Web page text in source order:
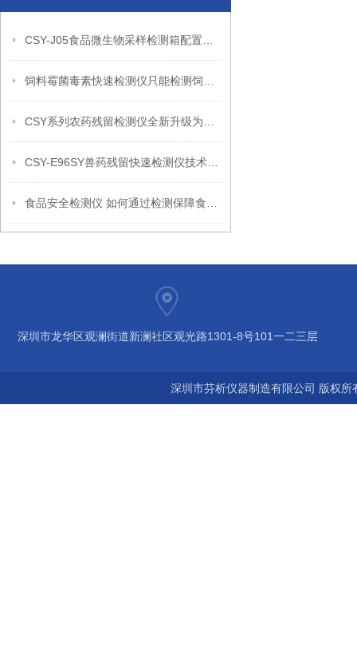
深圳市龙华区观澜街道新澜社区观光路1301-8号101一二三层
深圳市芬析仪器制造有限公司 版权